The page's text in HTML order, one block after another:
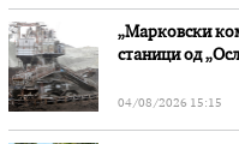
„Марковски
станици од
04/08/2026 15:15